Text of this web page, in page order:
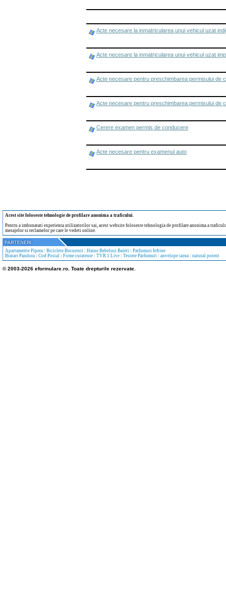
Acte necesare la inmatricularea unui vehicul uzat
Acte necesare la inmatricularea unui vehicul uzat
Acte necesare pentru preschimbarea permisului de
Acte necesare pentru preschimbarea permisului de
Cerere examen permis de conducere
Acte necesare pentru examenul auto
Acest site foloseste tehnologie de profilare anonima a traficului.
Pentru a imbunatati experienta utilizatorilor sai, acest website foloseste tehnologia de profilare anonima a
mesajelor si reclamelor pe care le vedeti online.
Apartamente Pipera : Biciclete Bucuresti : Haine Bebelusi Baieti : Parfumuri Ieftine
Bratari Pandora : Cod Postal : Firme curatenie : TVR 1 Live : Testere Parfumuri : anvelope iarna : natural potent
© 2003-2026 eformulare.ro. Toate drepturile rezervate.